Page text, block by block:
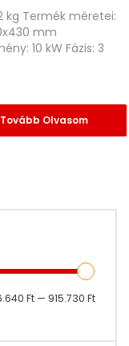
Min
Max
Ft — 915.730 Ft
kg Termék méretei:
mm
10 kW Fázis: 3
Tovább Olvasom